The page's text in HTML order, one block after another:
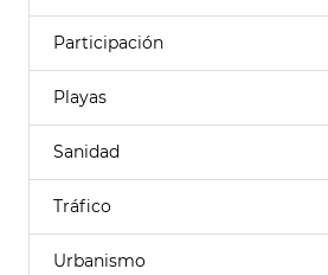
Participación
Playas
Sanidad
Tráfico
Urbanismo